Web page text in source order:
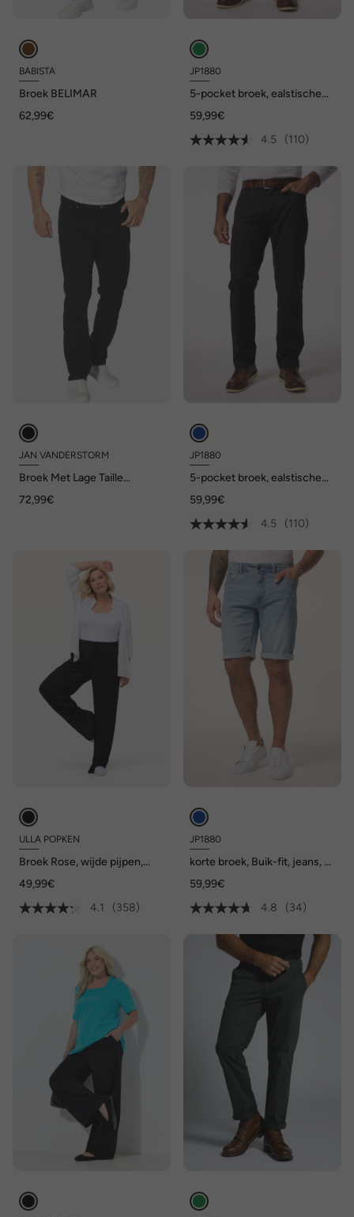
BABISTA
Broek BELIMAR
62,99€
JP1880
5-pocket broek, ealstische
59,99€
4.5
(110)
JAN VANDERSTORM
Broek Met Lage Taille
72,99€
JP1880
5-pocket broek, ealstische
59,99€
4.5
(110)
ULLA POPKEN
Broek Rose, wijde pijpen,
viscose
49,99€
4.1
(358)
JP1880
korte broek, Buik-fit, jeans, 5-
59,99€
4.8
(34)